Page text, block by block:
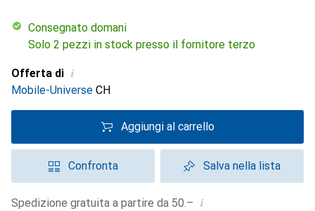
Consegnato domani
Solo 2 pezzi in stock presso il fornitore terzo
Offerta di i
Mobile-Universe CH
Aggiungi al carrello
Confronta Salva nella lista
Spedizione gratuita a partire da 50.– i